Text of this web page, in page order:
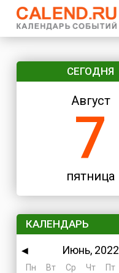
СЕГОДНЯ
Август
7
пятница
КАЛЕНДАРЬ
◀ Июнь, 2022
Пн
Вт Ср Чт Пт